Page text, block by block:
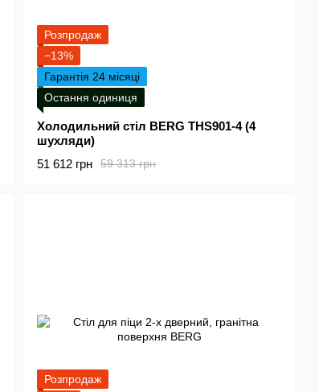
Розпродаж
−13%
Гарантія 24 місяці
Остання одиниця
Холодильний стіл BERG THS901-4 (4
шухляди)
59 313 грн
51 612 грн
Розпродаж